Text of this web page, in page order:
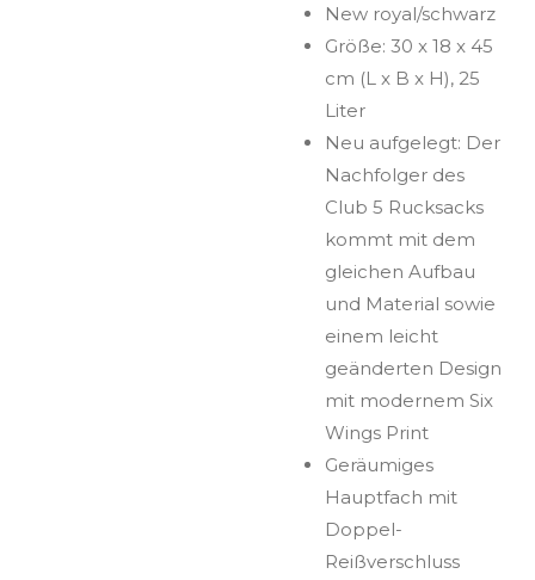
New royal/schwarz
Größe: 30 x 18 x 45
cm (L x B x H), 25
Liter
Neu aufgelegt: Der
Nachfolger des
Club 5 Rucksacks
kommt mit dem
gleichen Aufbau
und Material sowie
einem leicht
geänderten Design
mit modernem Six
Wings Print
Geräumiges
Hauptfach mit
Doppel-
Reißverschluss